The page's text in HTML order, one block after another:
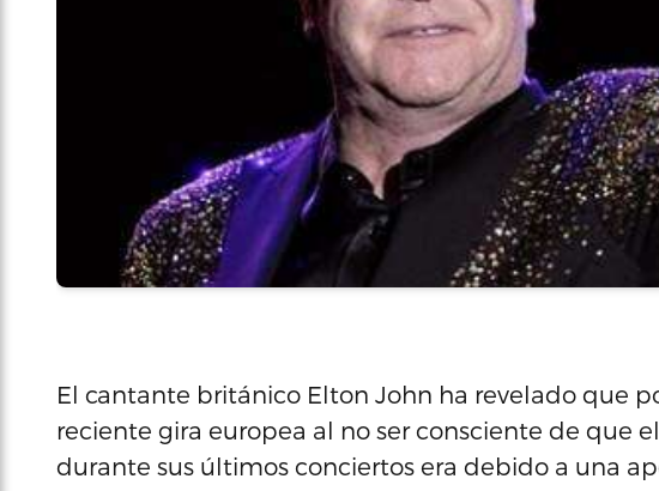
El cantante británico Elton John ha revelado que
reciente gira europea al no ser consciente de que
durante sus últimos conciertos era debido a una